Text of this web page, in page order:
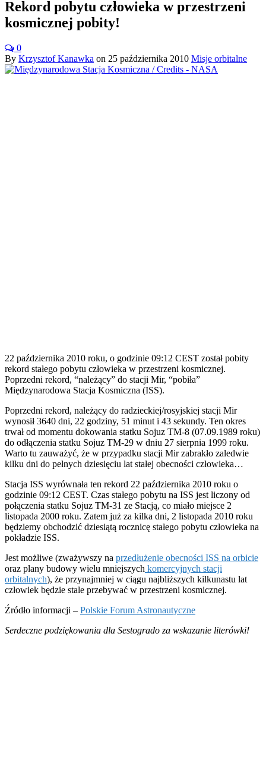
Rekord pobytu człowieka w przestrzeni
kosmicznej pobity!
0
By Krzysztof Kanawka on 25 października 2010 Misje orbitalne
22 października 2010 roku, o godzinie 09:12 CEST został pobity
rekord stałego pobytu człowieka w przestrzeni kosmicznej.
Poprzedni rekord, “należący” do stacji Mir, “pobiła”
Międzynarodowa Stacja Kosmiczna (ISS).
Poprzedni rekord, należący do radzieckiej/rosyjskiej stacji Mir
wynosił 3640 dni, 22 godziny, 51 minut i 43 sekundy. Ten okres
trwał od momentu dokowania statku Sojuz TM-8 (07.09.1989 roku)
do odłączenia statku Sojuz TM-29 w dniu 27 sierpnia 1999 roku.
Warto tu zauważyć, że w przypadku stacji Mir zabrakło zaledwie
kilku dni do pełnych dziesięciu lat stałej obecności człowieka…
Stacja ISS wyrównała ten rekord 22 października 2010 roku o
godzinie 09:12 CEST. Czas stałego pobytu na ISS jest liczony od
połączenia statku Sojuz TM-31 ze Stacją, co miało miejsce 2
listopada 2000 roku. Zatem już za kilka dni, 2 listopada 2010 roku
będziemy obchodzić dziesiątą rocznicę stałego pobytu człowieka na
pokładzie ISS.
Jest możliwe (zważywszy na przedłużenie obecności ISS na orbicie
oraz plany budowy wielu mniejszych komercyjnych stacji
orbitalnych), że przynajmniej w ciągu najbliższych kilkunastu lat
człowiek będzie stale przebywać w przestrzeni kosmicznej.
Źródło informacji – Polskie Forum Astronautyczne
Serdeczne podziękowania dla Sestogrado za wskazanie literówki!